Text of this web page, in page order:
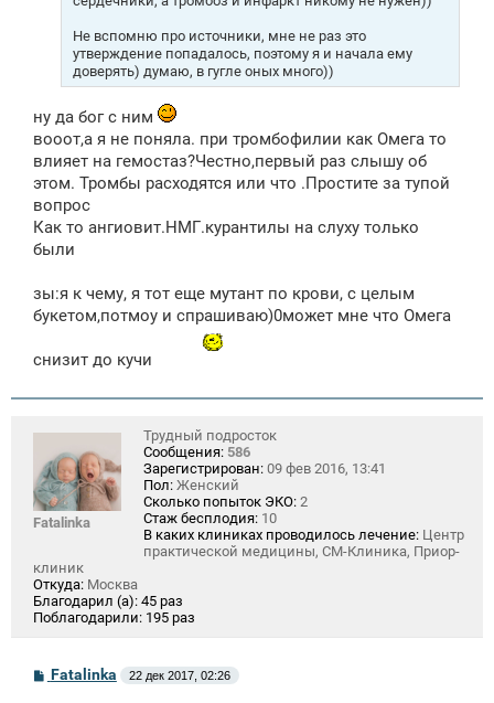
Не вспомню про источники, мне не раз это
утверждение попадалось, поэтому я и начала ему
доверять) думаю, в гугле оных много))
ну да бог с ним
вооот,а я не поняла. при тромбофилии как Омега то
влияет на гемостаз?Честно,первый раз слышу об
этом. Тромбы расходятся или что .Простите за тупой
вопрос
Как то ангиовит.НМГ.курантилы на слуху только
были
зы:я к чему, я тот еще мутант по крови, с целым
букетом,потмоу и спрашиваю)0может мне что Омега
снизит до кучи
Fatalinka
Трудный подросток
Сообщения: 586
Зарегистрирован: 09 фев 2016, 13:41
Пол: Женский
Сколько попыток ЭКО: 2
Стаж бесплодия: 10
В каких клиниках проводилось лечение: Центр
практической медицины, СМ-Клиника, Приор-
клиник
Откуда: Москва
Благодарил (а): 45 раз
Поблагодарили: 195 раз
СFatalinka 22 дек 2017, 02:26